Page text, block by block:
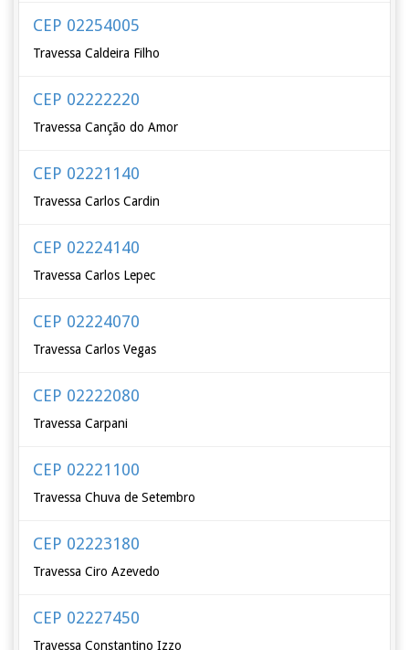
CEP 02254005
Travessa Caldeira Filho
CEP 02222220
Travessa Canção do Amor
CEP 02221140
Travessa Carlos Cardin
CEP 02224140
Travessa Carlos Lepec
CEP 02224070
Travessa Carlos Vegas
CEP 02222080
Travessa Carpani
CEP 02221100
Travessa Chuva de Setembro
CEP 02223180
Travessa Ciro Azevedo
CEP 02227450
Travessa Constantino Izzo